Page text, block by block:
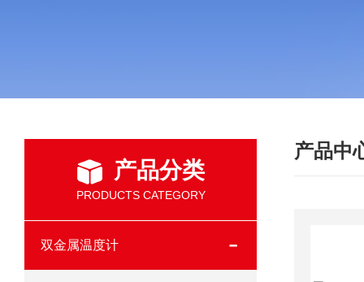
产品分类
PRODUCTS CATEGORY
双金属温度计
产品中